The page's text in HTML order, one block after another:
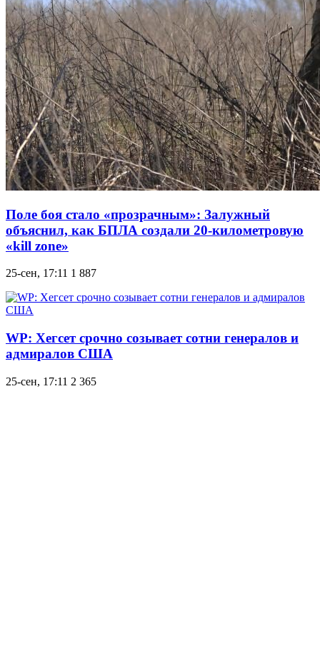
Поле боя стало «прозрачным»: Залужный
объяснил, как БПЛА создали 20-километровую
«kill zone»
25-сен, 17:11 1 887
WP: Хегсет срочно созывает сотни генералов и
адмиралов США
25-сен, 17:11 2 365